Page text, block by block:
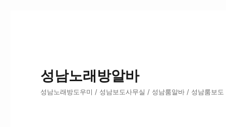
성남노래방알바
성남노래방도우미 / 성남보도사무실 / 성남룸알바 / 성남룸보도